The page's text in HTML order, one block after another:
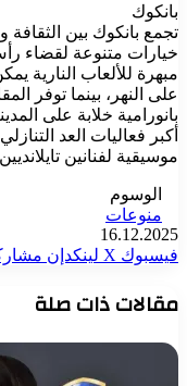
بانكوك
تجمع بانكوك بين الثقافة
خيارات متنوعة لقضاء
مبهرة للألعاب النارية
على النهر، بينما توفر
بانورامية خلابة على
أكبر فعاليات العد
موسيقية لفنانين
الوسوم
منوعات
16.12.2025
فيسبوك ‫X لينكدإن
مقالات ذات صلة